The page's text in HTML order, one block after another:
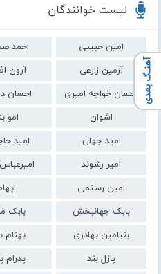
لیست خوانندگان
امین حبیبی احمد
آرمین زارعی
آرون
احسان خواجه امیری
احسان
اشوان
امو
امید جهان
امید
امیر رشوند
امین رستمی
بابک جهانبخش
بابک
بنیامین بهادری
بهنام
پازل بند
پدرام
آهنـگ بعدی